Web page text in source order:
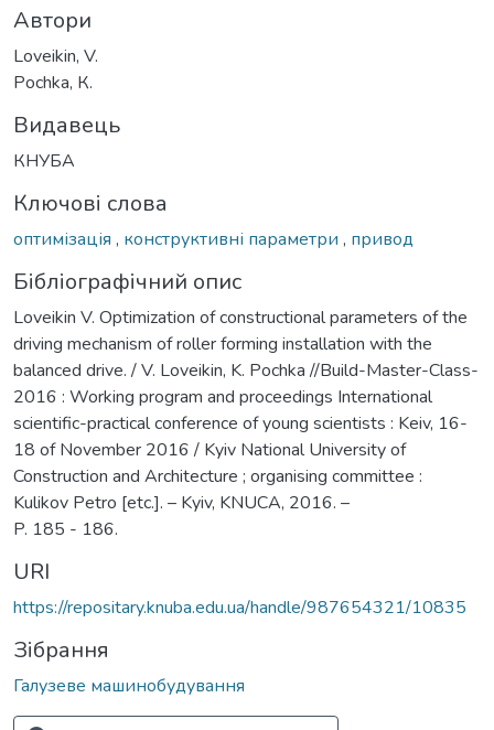
Автори
Loveikin, V.
Pochka, К.
Видавець
КНУБА
Ключові слова
оптимізація , конструктивні параметри , привод
Бібліографічний опис
Loveikin V. Optimization of constructional parameters of the
driving mechanism of roller forming installation with the
balanced drive. / V. Loveikin, K. Pochka //Build-Master-Class-
2016 : Working program and proceedings International
scientific-practical conference of young scientists : Keiv, 16-
18 of November 2016 / Kyiv National University of
Construction and Architecture ; organising committee :
Kulikov Petro [etc.]. – Kyiv, KNUCA, 2016. –
P. 185 - 186.
URI
https://repositary.knuba.edu.ua/handle/987654321/10835
Зібрання
Галузеве машинобудування